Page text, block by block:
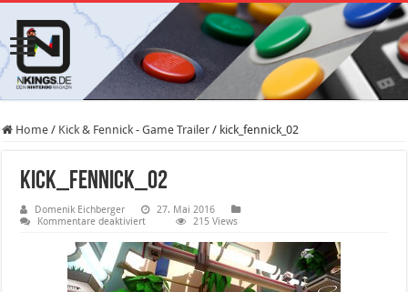
Home / Kick & Fennick - Game Trailer / kick_fennick_02
kick_fennick_02
Domenik Eichberger
27. Mai 2016
Kommentare deaktiviertfür
215 Views